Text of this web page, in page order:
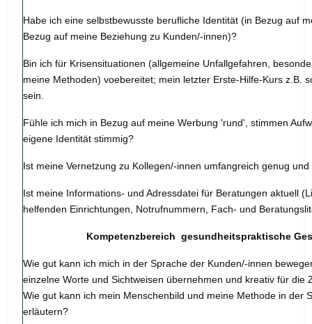
Habe ich eine selbstbewusste berufliche Identität (in Bezug auf
Bezug auf meine Beziehung zu Kunden/-innen)?
Bin ich für Krisensituationen (allgemeine Unfallgefahren,
meine Methoden) voebereitet; mein letzter Erste-Hilfe-Kurs z.B.
sein.
Fühle ich mich in Bezug auf meine Werbung 'rund', stimmen
eigene Identität stimmig?
Ist meine Vernetzung zu Kollegen/-innen umfangreich genug und
Ist meine Informations- und Adressdatei für Beratungen aktuell
helfenden Einrichtungen, Notrufnummern, Fach- und
Kompetenzbereich gesundheitspraktische
Wie gut kann ich mich in der Sprache der Kunden/-innen
einzelne Worte und Sichtweisen übernehmen und kreativ für die
Wie gut kann ich mein Menschenbild und meine Methode in der
erläutern?